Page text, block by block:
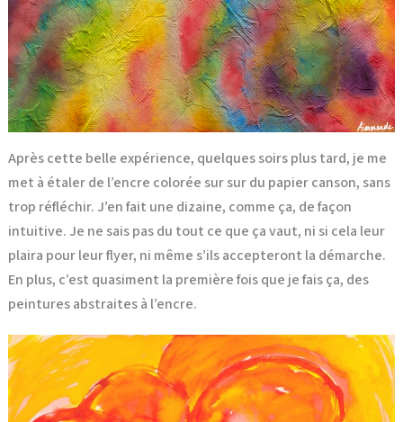
Après cette belle expérience, quelques soirs plus tard, je me
met à étaler de l’encre colorée sur sur du papier canson, sans
trop réfléchir. J’en fait une dizaine, comme ça, de façon
intuitive. Je ne sais pas du tout ce que ça vaut, ni si cela leur
plaira pour leur flyer, ni même s’ils accepteront la démarche.
En plus, c’est quasiment la première fois que je fais ça, des
peintures abstraites à l’encre.